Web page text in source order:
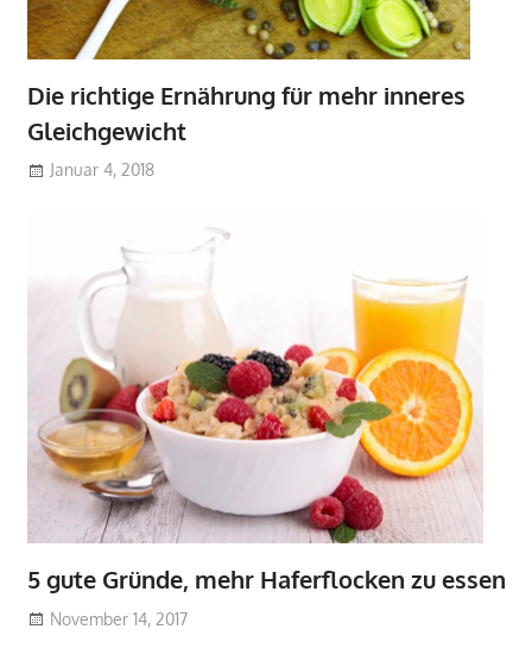
Die richtige Ernährung für mehr inneres
Gleichgewicht
Januar 4, 2018
5 gute Gründe, mehr Haferflocken zu essen
November 14, 2017